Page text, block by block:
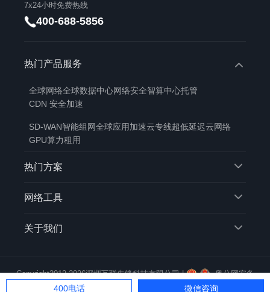
7x24小时免费热线
400-688-5856
热门产品服务
全球网络全球数据中心网络安全智算中心托管
CDN 安全加速
SD-WAN智能组网全球应用加速云专线超低延迟云网络
GPU算力租用
热门方案
网络工具
关于我们
Copyright2012-2026深圳互联先锋科技有限公司 |
粤公网安备
44030402000391号
粤ICP备14009307号
400电话 微信咨询